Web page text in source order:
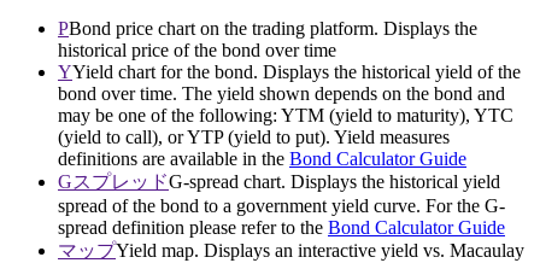
PBond price chart on the trading platform. Displays the
historical price of the bond over time
YYield chart for the bond. Displays the historical yield of the
bond over time. The yield shown depends on the bond and
may be one of the following: YTM (yield to maturity), YTC
(yield to call), or YTP (yield to put). Yield measures
definitions are available in the Bond Calculator Guide
GスプレッドG-spread chart. Displays the historical yield
spread of the bond to a government yield curve. For the G-
spread definition please refer to the Bond Calculator Guide
マップYield map. Displays an interactive yield vs. Macaulay